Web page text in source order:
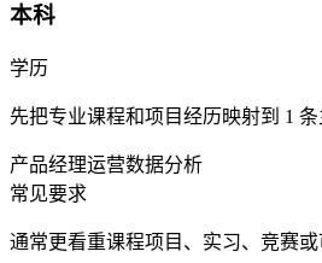
本科
学历
先把专业课程和项目经历映射到 1 条
产品经理运营数据分析
常见要求
通常更看重课程项目、实习、竞赛或